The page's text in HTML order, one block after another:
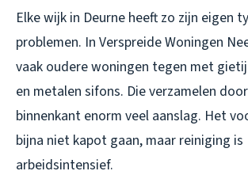
Elke wijk in Deurne heeft zo zijn eigen
problemen. In Verspreide Woningen
vaak oudere woningen tegen met
en metalen sifons. Die verzamelen
binnenkant enorm veel aanslag. Het
bijna niet kapot gaan, maar reiniging is
arbeidsintensief.